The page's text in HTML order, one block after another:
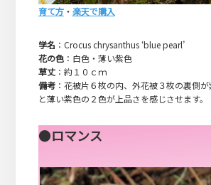
育て方・ 楽天で購入
学名 ：Crocus chrysanthus ‘blue pearl’
花の色：白色・薄い紫色
草丈：約１０ｃｍ
備考：花被片６枚の内、外花被３枚の裏側
と薄い紫色の２色が上品さを感じさせます。
●ロマンス